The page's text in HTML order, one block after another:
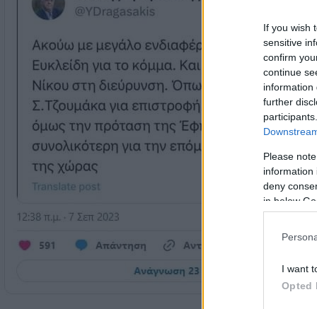
If you wish
sensitive
confirm
continue
information
further
Please
information
deny
in below
I want
Opted